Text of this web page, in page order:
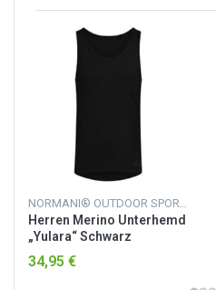
NORMANI® OUTDOOR SPORTS
Herren Merino Unterhemd
„Yulara“ Schwarz
34,95 €